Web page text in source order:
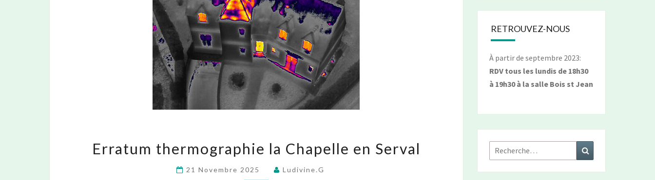
thermographie
la
Erratum thermographie la Chapelle en Serval
21 Novembre 2025 Ludivine.G
RETROUVEZ-NOUS
À partir de septembre 2023:
RDV tous les lundis de 18h30
à 19h30 à la salle Bois st Jean
Rechercher :